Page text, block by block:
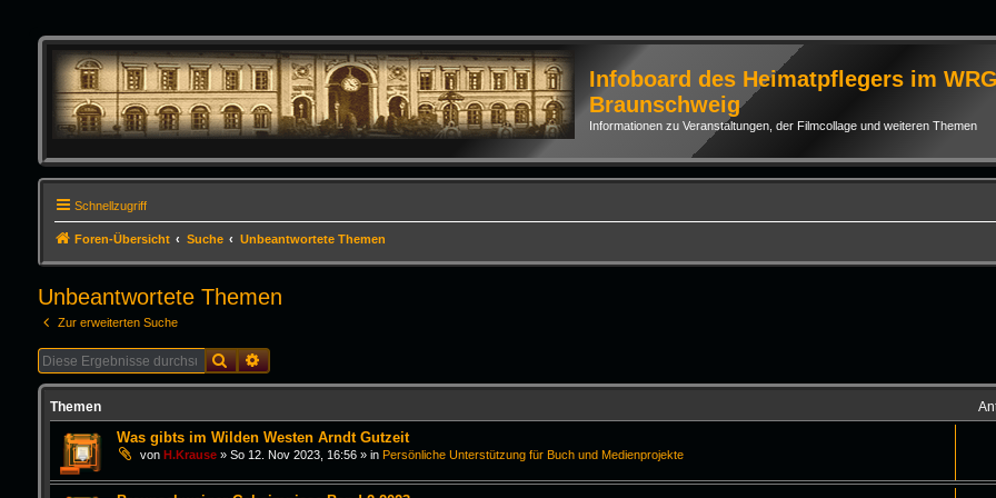
Infoboard des Heimatpflegers im WRG
Braunschweig
Informationen zu Veranstaltungen, der Filmcollage und weiteren Themen
Schnellzugriff
Foren-Übersicht Suche Unbeantwortete Themen
Unbeantwortete Themen
Zur erweiterten Suche
SucheErweiterte Suche
Themen
Was gibts im Wilden Westen Arndt Gutzeit
von H.Krause» So 12. Nov 2023, 16:56» in Persönliche Unterstützung für Buch und Medienprojekte